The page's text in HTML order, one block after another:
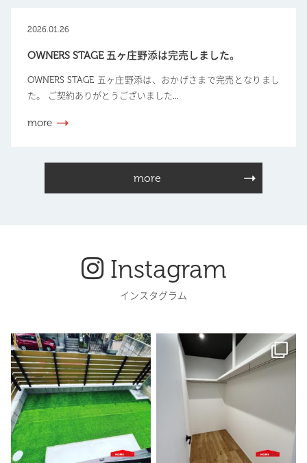
2026.01.26
OWNERS STAGE 五ヶ庄野添は完売しました。
OWNERS STAGE 五ヶ庄野添は、おかげさまで完売となりまし
た。 ご契約ありがとうございました...
more
more
Instagram
インスタグラム